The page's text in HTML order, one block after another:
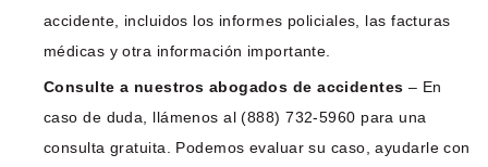
accidente, incluidos los informes policiales, las facturas
médicas y otra información importante.
Consulte a nuestros abogados de accidentes – En
caso de duda, llámenos al (888) 732-5960 para una
consulta gratuita. Podemos evaluar su caso, ayudarle con